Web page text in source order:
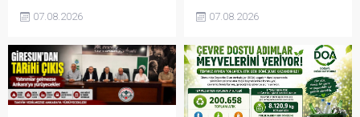
tarihi geçmiş yüzlerce ürün
tehlikeye atan işletmeler
hakkında yasal işlem
başlatıldı.
07.08.2026
büyüttü. Zararlının
amacıyla 2026 yılı içinde 1
milyon 650 bin samuray arısı
doğaya salındı.
07.08.2026